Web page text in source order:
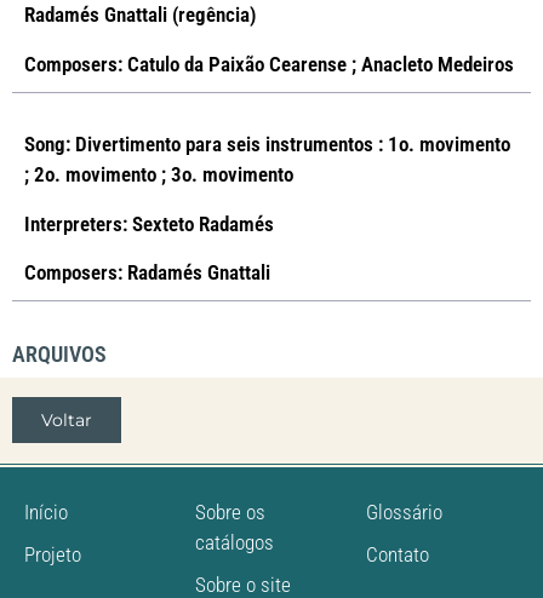
Radamés Gnattali (regência)
Composers: Catulo da Paixão Cearense ; Anacleto Medeiros
Song: Divertimento para seis instrumentos : 1o. movimento
; 2o. movimento ; 3o. movimento
Interpreters: Sexteto Radamés
Composers: Radamés Gnattali
ARQUIVOS
Voltar
Início
Projeto
Sobre os
catálogos
Sobre o site
Glossário
Contato